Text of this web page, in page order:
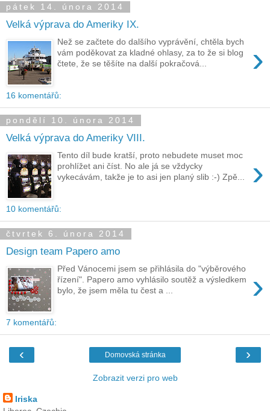
pátek 14. února 2014
Velká výprava do Ameriky IX.
›
Než se začtete do dalšího vyprávění, chtěla bych
vám poděkovat za kladné ohlasy, za to že si blog
čtete, že se těšíte na další pokračová...
16 komentářů:
pondělí 10. února 2014
Velká výprava do Ameriky VIII.
›
Tento díl bude kratší, proto nebudete muset moc
prohlížet ani číst. No ale já se vždycky
vykecávám, takže je to asi jen planý slib :-) Zpě...
10 komentářů:
čtvrtek 6. února 2014
Design team Papero amo
›
Před Vánocemi jsem se přihlásila do "výběrového
řízení". Papero amo vyhlásilo soutěž a výsledkem
bylo, že jsem měla tu čest a ...
7 komentářů:
‹ ›
Domovská stránka
Zobrazit verzi pro web
Iriska